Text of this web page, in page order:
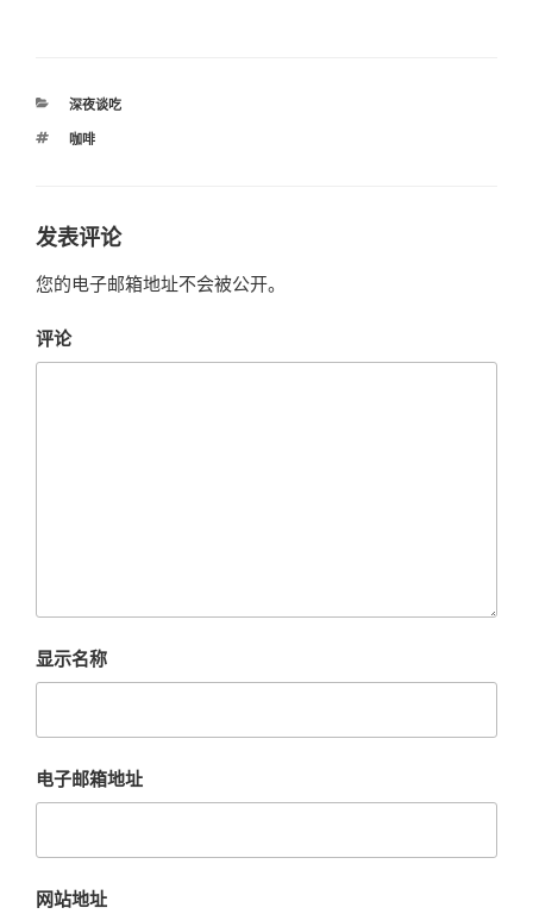
分
深夜谈吃
标
咖啡
发表评论
您的电子邮箱地址不会被公开。
评论
显示名称
电子邮箱地址
网站地址